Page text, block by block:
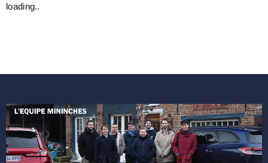
loading..